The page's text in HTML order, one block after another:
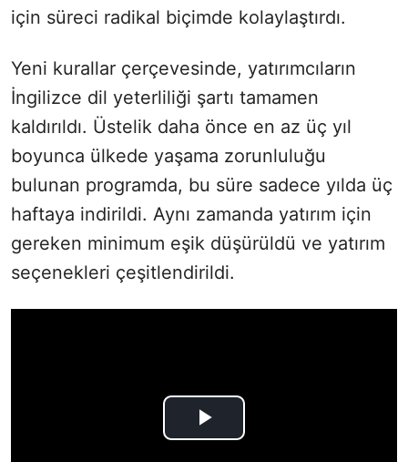
için süreci radikal biçimde kolaylaştırdı.
Yeni kurallar çerçevesinde, yatırımcıların
İngilizce dil yeterliliği şartı tamamen
kaldırıldı. Üstelik daha önce en az üç yıl
boyunca ülkede yaşama zorunluluğu
bulunan programda, bu süre sadece yılda üç
haftaya indirildi. Aynı zamanda yatırım için
gereken minimum eşik düşürüldü ve yatırım
seçenekleri çeşitlendirildi.